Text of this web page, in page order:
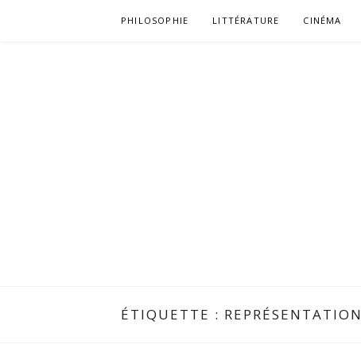
PHILOSOPHIE LITTÉRATURE CINÉMA
ÉTIQUETTE : REPRÉSENTATION